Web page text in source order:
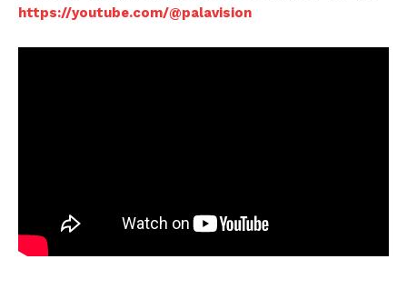
https://youtube.com/@palavision